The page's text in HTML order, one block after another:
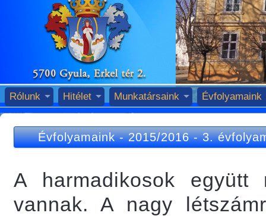
Rólunk Hitélet Munkatársaink Évfolyamaink
Évfolyamaink-2015/2016-3.
A harmadikosok együtt
vannak. A nagy